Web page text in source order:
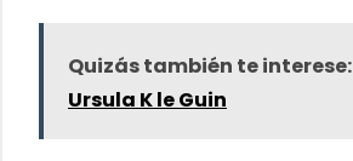
Quizás también te interese:
Ursula K le Guin